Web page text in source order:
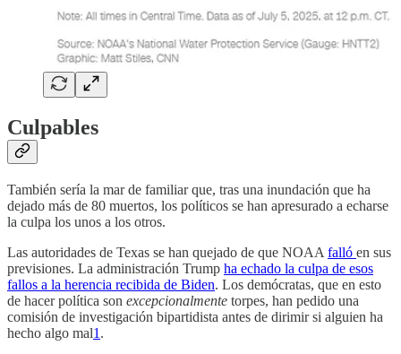
Culpables
También sería la mar de familiar que, tras una inundación que ha
dejado más de 80 muertos, los políticos se han apresurado a echarse
la culpa los unos a los otros.
Las autoridades de Texas se han quejado de que NOAA falló en sus
previsiones. La administración Trump ha echado la culpa de esos
fallos a la herencia recibida de Biden. Los demócratas, que en esto
de hacer política son excepcionalmente torpes, han pedido una
comisión de investigación bipartidista antes de dirimir si alguien ha
hecho algo mal1 .